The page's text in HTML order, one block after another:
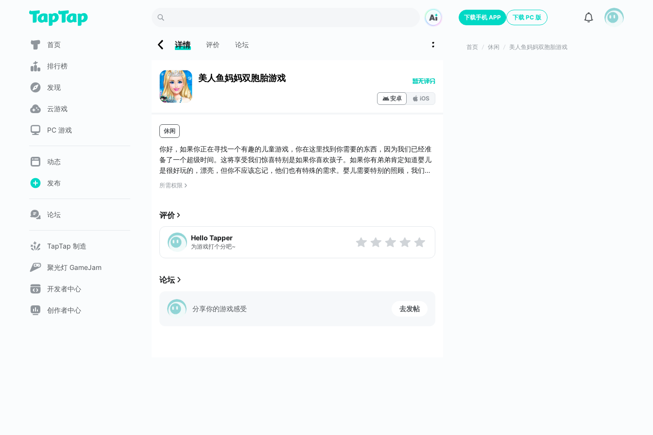
首页
排行榜
发现
云游戏
PC 游戏
动态
发布
论坛
TapTap 制造
聚光灯 GameJam
开发者中心
创作者中心
详情 评价 论坛
美人鱼妈妈双胞胎游戏
安卓 iOS
休闲
你好，如果你正在寻找一个有趣的儿童游戏，你在这里找到你需要的东西，因为我们已经准
备了一个超级时间。这将享受我们惊喜特别是如果你喜欢孩子。如果你有弟弟肯定知道婴儿
是很好玩的，漂亮，但你不应该忘记，他们也有特殊的需求。婴儿需要特别的照顾，我们认
为你是适合这个使命。如果你想知道这个任务是什么，你应该知道这是非常美丽，特别将不
比你能证明你是一个好...
所需权限
评价
Hello Tapper
为游戏打个分吧~
论坛
分享你的游戏感受 去发帖
下载手机 APP 下载 PC 版
首页 休闲 美人鱼妈妈双胞胎游戏